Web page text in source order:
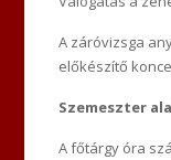
A záróvizsga
előkészítő
Szemeszter
A főtárgy óra